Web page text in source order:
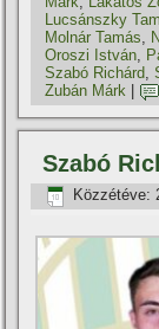
Lucsánszky
Molnár Tamás
Oroszi István
Szabó Richárd ,
Zubán Márk
Szabó
Közzétéve: